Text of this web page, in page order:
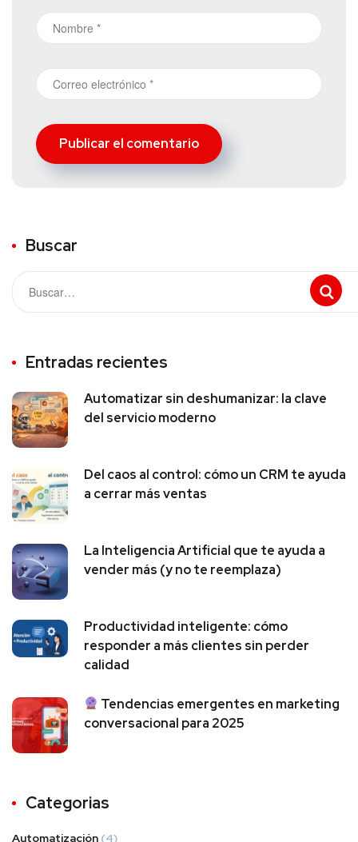
Buscar
Entradas recientes
Automatizar sin deshumanizar: la clave
del servicio moderno
Del caos al control: cómo un CRM te ayuda
a cerrar más ventas
La Inteligencia Artificial que te ayuda a
vender más (y no te reemplaza)
Productividad inteligente: cómo
responder a más clientes sin perder
calidad
Tendencias emergentes en marketing
conversacional para 2025
Categorias
Automatización (4)